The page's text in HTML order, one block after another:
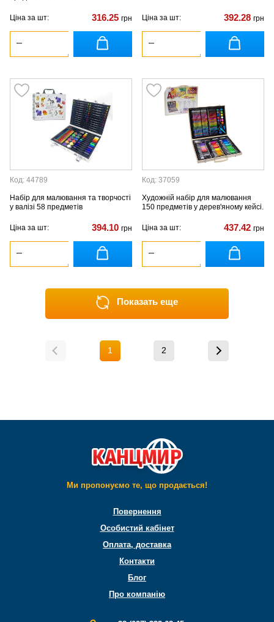
Ціна за шт: 316.25 грн Ціна за шт: 392.28 грн
Код: 44789
Набір для малювання та творчості
у валізі 58 предметів
Ціна за шт: 394.10 грн
Код: 37059
Художній набір для малювання
150 предметів у дерев'яному кейсі.
Ціна за шт: 437.42 грн
Показать еще
1 2
Ми пропонуємо те, що продається!
Повернення
Особистий кабінет
Оплата, доставка
Контакти
Блог
Про компанію